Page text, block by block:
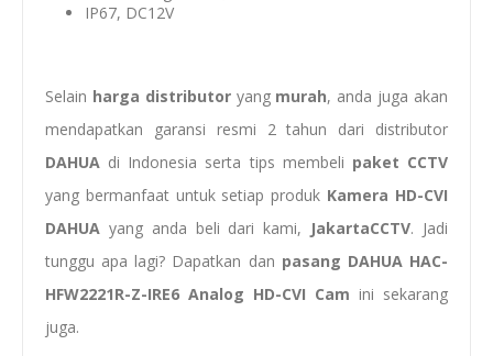
IP67, DC12V
Selain harga distributor yangmurah, anda juga akan
mendapatkan garansi resmi 2 tahun dari distributor
DAHUA di Indonesia serta tips membeli paket CCTV
yang bermanfaat untuk setiap produk Kamera HD-CVI
DAHUA yang anda beli dari kami, JakartaCCTV. Jadi
tunggu apa lagi? Dapatkan dan pasang DAHUA HAC-
HFW2221R-Z-IRE6 Analog HD-CVI Cam ini sekarang
juga.